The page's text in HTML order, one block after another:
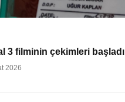
3 filminin çekimleri başladı
2026